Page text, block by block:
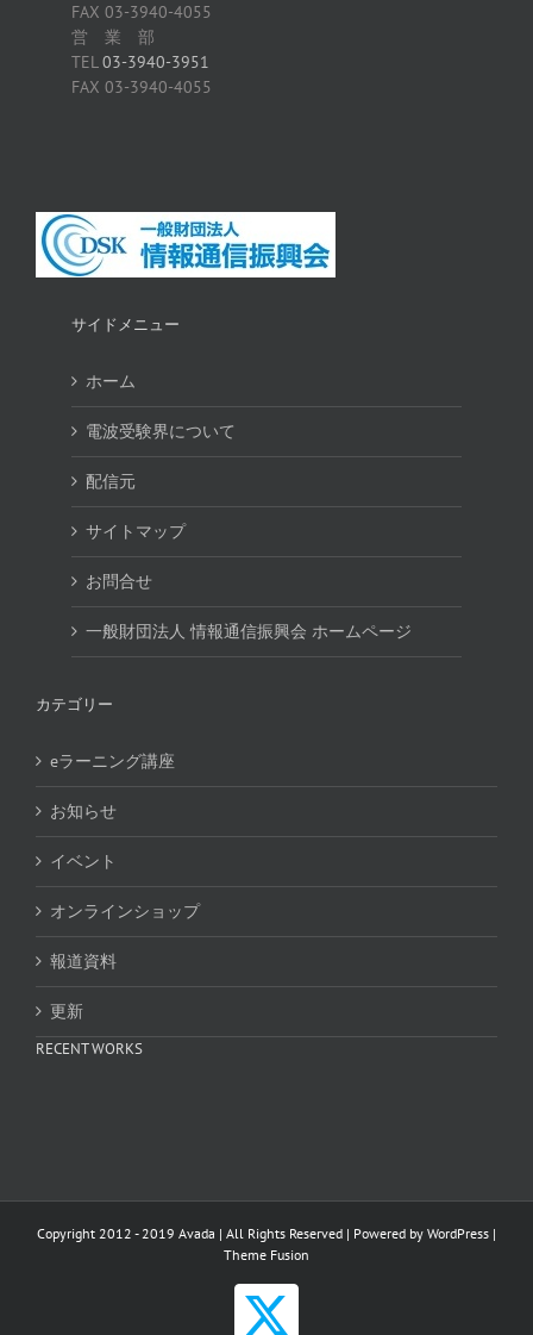
FAX 03-3940-4055
営 業 部
TEL03-3940-3951
FAX 03-3940-4055
サイドメニュー
ホーム
電波受験界について
配信元
サイトマップ
お問合せ
一般財団法人 情報通信振興会 ホームページ
カテゴリー
eラーニング講座
お知らせ
イベント
オンラインショップ
報道資料
更新
RECENT WORKS
Copyright 2012 - 2019 Avada | All Rights Reserved | Powered by WordPress |
Theme Fusion